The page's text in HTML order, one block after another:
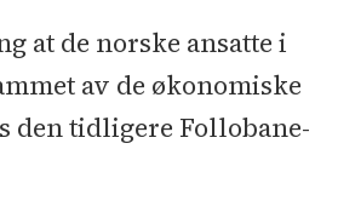
at de norske ansatte i
av de økonomiske
den tidligere Follobane-